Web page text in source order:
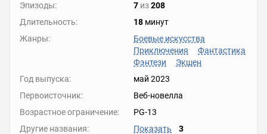
Эпизоды:
7 из208
Длительность:
18 минут
Жанры:
Боевые искусства
Приключения
Фантастика
Фэнтези
Экшен
Год выпуска:
май 2023
Первоисточник:
Веб-новелла
Возрастное ограничение:
PG-13
Другие названия:
Показать 3